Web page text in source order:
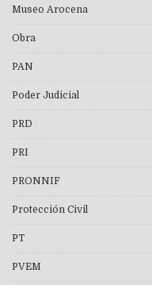
Museo Arocena
Obra
PAN
Poder Judicial
PRD
PRI
PRONNIF
Protección Civil
PT
PVEM